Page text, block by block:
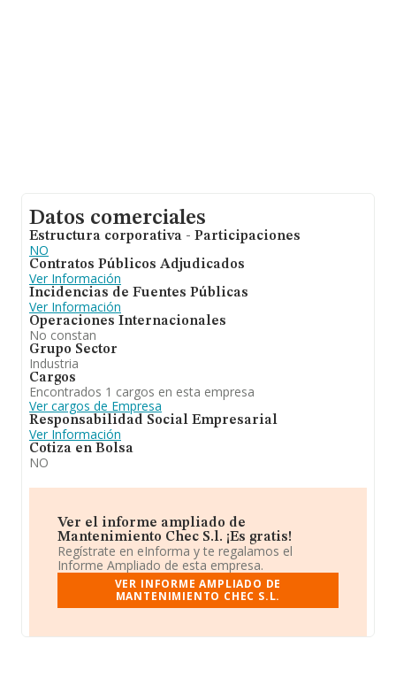
Datos comerciales
Estructura corporativa - Participaciones
NO
Contratos Públicos Adjudicados
Ver Información
Incidencias de Fuentes Públicas
Ver Información
Operaciones Internacionales
No constan
Grupo Sector
Industria
Cargos
Encontrados 1 cargos en esta empresa
Ver cargos de Empresa
Responsabilidad Social Empresarial
Ver Información
Cotiza en Bolsa
NO
Ver el informe ampliado de
Mantenimiento Chec S.l. ¡Es gratis!
Regístrate en eInforma y te regalamos el
Informe Ampliado de esta empresa.
VER INFORME AMPLIADO DE
MANTENIMIENTO CHEC S.L.